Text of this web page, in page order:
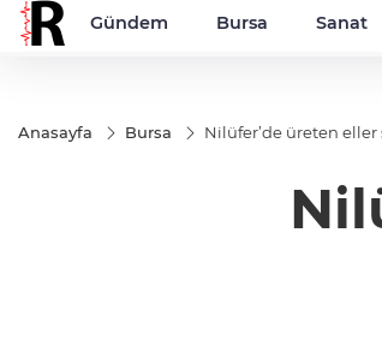
Gündem Bursa Sanat
Anasayfa Bursa Nilüfer’de üreten eller